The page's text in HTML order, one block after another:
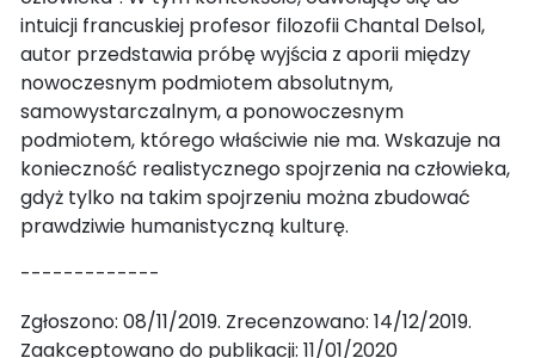
intuicji francuskiej profesor filozofii Chantal Delsol,
autor przedstawia próbę wyjścia z aporii między
nowoczesnym podmiotem absolutnym,
samowystarczalnym, a ponowoczesnym
podmiotem, którego właściwie nie ma. Wskazuje na
konieczność realistycznego spojrzenia na człowieka,
gdyż tylko na takim spojrzeniu można zbudować
prawdziwie humanistyczną kulturę.
-------------
Zgłoszono: 08/11/2019. Zrecenzowano: 14/12/2019.
Zaakceptowano do publikacji: 11/01/2020